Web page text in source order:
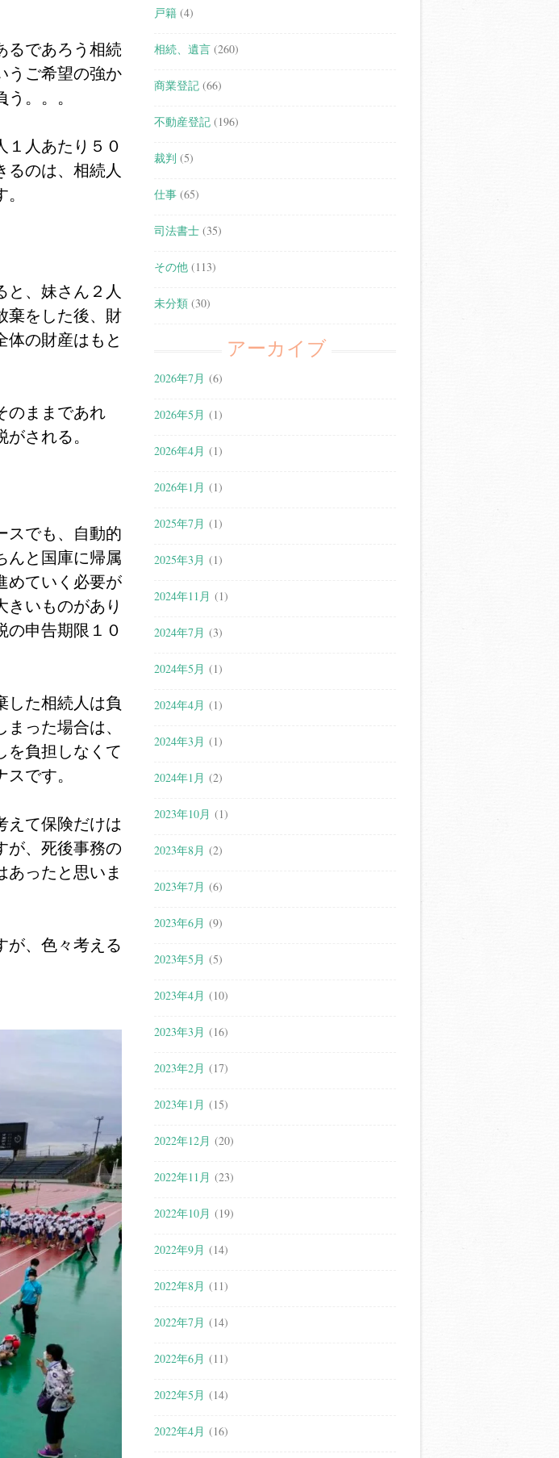
るであろう相続
うご希望の強か
。。。
１人あたり５０
るのは、相続人
と、妹さん２人
棄をした後、財
体の財産はもと
のままであれ
される。
スでも、自動的
んと国庫に帰属
めていく必要が
いものがあり
の申告期限１０
した相続人は負
った場合は、
を負担しなくて
です。
えて保険だけは
が、死後事務の
ったと思いま
が、色々考える
戸籍 (4)
相続、遺言 (260)
商業登記 (66)
不動産登記 (196)
裁判 (5)
仕事 (65)
司法書士 (35)
その他 (113)
未分類 (30)
アーカイブ
2026年7月 (6)
2026年5月 (1)
2026年4月 (1)
2026年1月 (1)
2025年7月 (1)
2025年3月 (1)
2024年11月 (1)
2024年7月 (3)
2024年5月 (1)
2024年4月 (1)
2024年3月 (1)
2024年1月 (2)
2023年10月 (1)
2023年8月 (2)
2023年7月 (6)
2023年6月 (9)
2023年5月 (5)
2023年4月 (10)
2023年3月 (16)
2023年2月 (17)
2023年1月 (15)
2022年12月 (20)
2022年11月 (23)
2022年10月 (19)
2022年9月 (14)
2022年8月 (11)
2022年7月 (14)
2022年6月 (11)
2022年5月 (14)
2022年4月 (16)